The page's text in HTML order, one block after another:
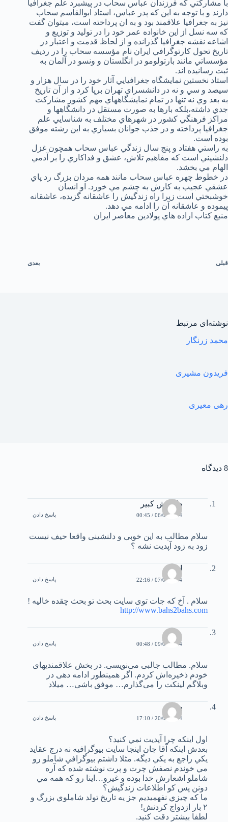
با مشاركتي كه فرزندان عباس سحاب در پيشبرد علم جغرافيا
دارند و با توجه به اين كه پدر عباس، استاد ابوالقاسم سحاب
نيز به جغرافيا علاقمند بود و به ان پرداخته است، ميتوان گفت
كه سه نسل از اين خانواده عمر خود را در توليد و توزيع و
اشاعه نقشه جغرافيا گذرانده و از لحاظ قدمت و اعتبار در
تاريخ تحول كارتوگرافي ايران نام مؤسسه سحاب را در رديف
مؤسساتي مانند بارتولومو در انگلستان و ونسو در آلمان به
ثبت رسانيده اند.
استاد نخستين نمايشگاه جغرافيايي آثار خود را در سال هزار و
سيصد و سي و نه در دانشسراي تهران برپا كرد و از آن تاريخ
به بعد وي نه تنها در تمام نمايشگاههاي مهم كشور مشاركت
جدي داشته،‌بلكه بارها به صورت مستقل در دانشگاهها و
مراكز فرهنگي كشور در شهرهاي مختلف به شناسايي علم
جغرافيا پرداخته و در جذب جوانان بسياري به اين رشته موفق
بوده است.
به راستي هفتاد و پنج سال زندگي عباس سحاب همچون غزل
دلنشيني است كه مفاهيم تلاش، عشق و فداكاري را بر آدمي
الهام مي بخشد.
در خطوط چهره عباس سحاب مانند همه مردان بزرگ رد پاي
عشقي عجيب به كارش به چشم مي خورد. او انسان
خوشبختي است زيرا راه زندگيش را عاشقانه گزيده، عاشقانه
پيموده و عاشقانه آن را ادامه مي دهد.
منبع كتاب اراده هاي پولادين معاصر ايران
قبلی بعدی
نوشته‌ای مرتبط
محمد زرنگار
فریدون مشیری
رهی معیری
8 دیدگاه
داريوش كبير
06/04/2004 / 00:45 پاسخ دادن
سلام مطالب به اين خوبی و دلنشينی واقعا حيف نيست
زود به زود آپديت نشه ؟
ابی
07/04/2004 / 22:16 پاسخ دادن
سلام . آخ که جات توی سايت بحث تو بحث چقده خاليه !
http://www.bahs2bahs.com
ميلاد
09/04/2004 / 00:48 پاسخ دادن
سلام. مطالب جالبی می‌نويسی. در بخش علاقمنديهای
خودم ذخيره‌اش کردم. اگر همينطور ادامه دهی در
وبلاگم لينکت را می‌گذارم… موفق باشی… ميلاد
پژمان
20/04/2004 / 17:10 پاسخ دادن
اول اينکه چرا آپديت نمي کنيد؟
بعدش اينکه آقا جان اينجا سايت بيوگرافيه نه درج عقايد
يکي راجع به يکي ديگه. مثلا داشتم بيوگرافي شاملو رو
مي خوندم نصفش چرت و پرت نوشته شده که آره
شاملو اشعارش خدا بوده و غيرو…اينا رو که همه مي
دونن پس کو اطلاعات زندگيش؟
ما که چيزي نفهميديم جز يه تاريخ تولد شاملوي بزرگ و
۲ بار ازدواج کردنش!
لطفا بيشتر دقت کنيد.